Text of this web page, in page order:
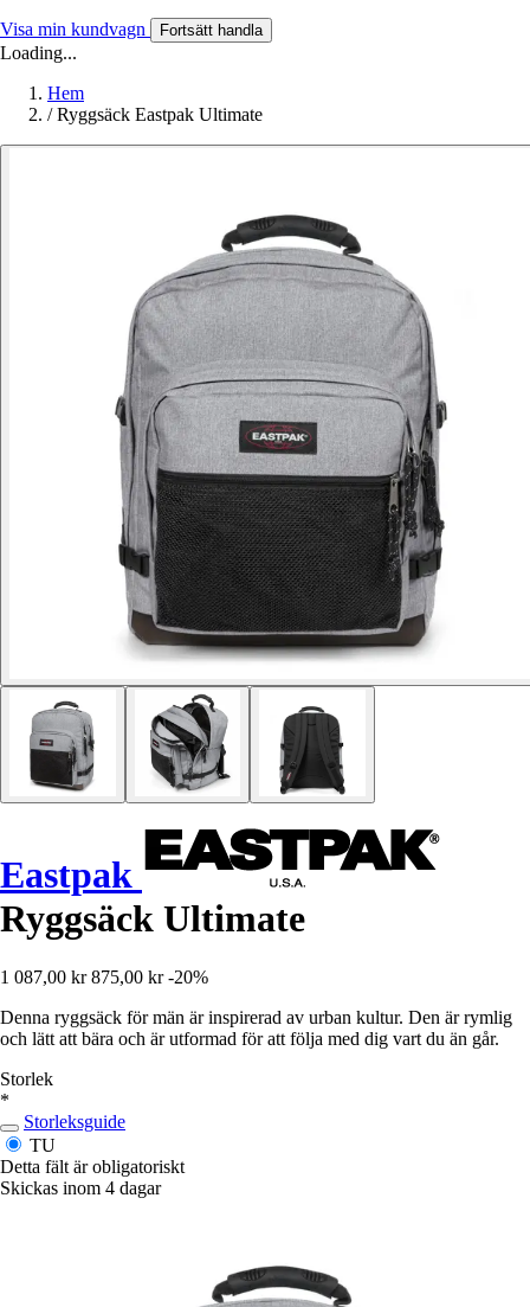
Visa min kundvagn Fortsätt handla
Loading...
Hem
/ Ryggsäck Eastpak Ultimate
Eastpak
Ryggsäck Ultimate
1 087,00 kr 875,00 kr -20%
Denna ryggsäck för män är inspirerad av urban kultur. Den är rymlig
och lätt att bära och är utformad för att följa med dig vart du än går.
Storlek
*
Storleksguide
TU
Detta fält är obligatoriskt
Skickas inom 4 dagar